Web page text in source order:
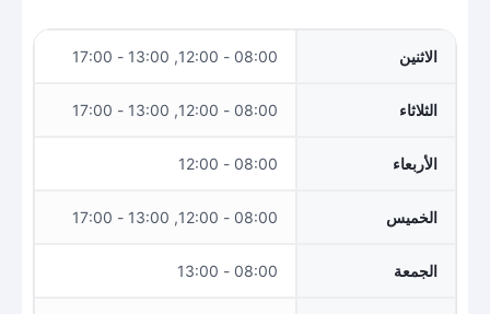
الاثنين 08:00 - 12:00, 13:00 - 17:00
الثلاثاء 08:00 - 12:00, 13:00 - 17:00
الأربعاء 08:00 - 12:00
الخميس 08:00 - 12:00, 13:00 - 17:00
الجمعة 08:00 - 13:00